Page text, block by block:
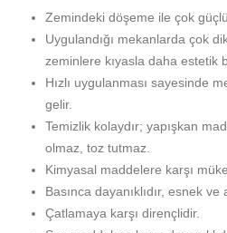
Zemindeki döşeme ile çok
Uygulandığı mekanlarda çok
zeminlere kıyasla daha estetik
Hızlı uygulanması sayesinde
gelir.
Temizlik kolaydır; yapışkan
olmaz, toz tutmaz.
Kimyasal maddelere karşı
Basınca dayanıklıdır, esnek
Çatlamaya karşı dirençlidir.